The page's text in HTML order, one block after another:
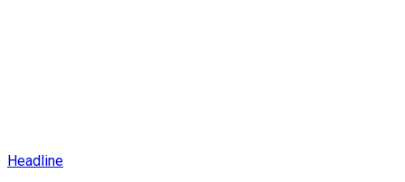
Headline